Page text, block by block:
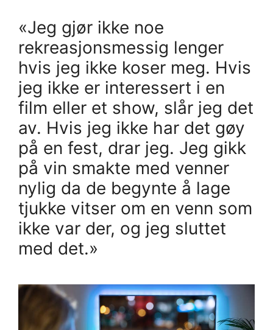
«Jeg gjør ikke noe
rekreasjonsmessig lenger
hvis jeg ikke koser meg. Hvis
jeg ikke er interessert i en
film eller et show, slår jeg det
av. Hvis jeg ikke har det gøy
på en fest, drar jeg. Jeg gikk
på vin smakte med venner
nylig da de begynte å lage
tjukke vitser om en venn som
ikke var der, og jeg sluttet
med det.»